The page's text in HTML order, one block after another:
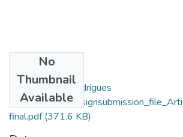
No
Thumbnail
Available
William Vieira Rodrigues
final.pdf(371.6 KB)